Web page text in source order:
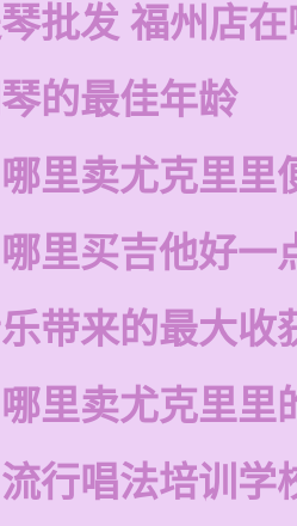
批发 福州店
的最佳年龄
里卖尤克里里
里买吉他好一
带来的最大收
里卖尤克里里
行唱法培训学